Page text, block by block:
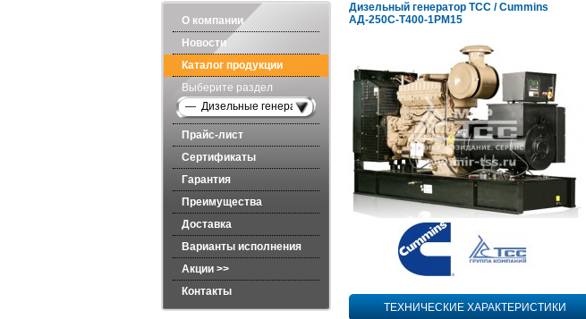
О компании
Новости
Каталог продукции
Выберите раздел
— Дизельные генераторы открытого исполнения
Прайс-лист
Сертификаты
Гарантия
Преимущества
Доставка
Варианты исполнения
Акции >>
Контакты
Дизельный генератор ТСС / Cummins
АД-250С-Т400-1РМ15
ТЕХНИЧЕСКИЕ ХАРАКТЕРИСТИКИ